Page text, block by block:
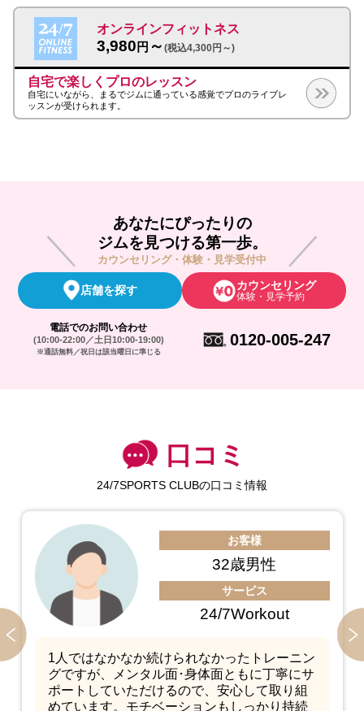
オンラインフィットネス
3,980 円 ～ (税込4,300円～)
自宅で楽しくプロのレッスン
自宅にいながら、まるでジムに通っている感覚でプロのライブレ
ッスンが受けられます。
あなたにぴったりの
ジムを見つける第一歩。
カウンセリング・体験・見学受付中
店舗を探す カウンセリング
体験・見学予約
電話でのお問い合わせ
(10:00-22:00／土日10:00-19:00)
※通話無料／祝日は該当曜日に準じる
0120-005-247
口コミ
24/7SPORTS CLUBの口コミ情報
ン
24/
ピラティス初心者のため最初は不
が、丁寧にマンツーマンで教えて
で、安心して楽しく続けられてい
の要望に合わせたレッスンをして